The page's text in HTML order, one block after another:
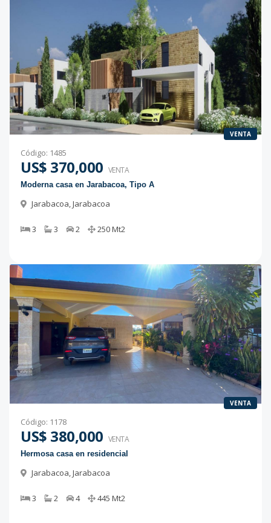
VENTA
Código: 1485
US$ 370,000 VENTA
Moderna casa en Jarabacoa, Tipo A
Jarabacoa,Jarabacoa
3 3 2 250Mt2
VENTA
Código: 1178
US$ 380,000 VENTA
Hermosa casa en residencial
Jarabacoa,Jarabacoa
3 2 4 445 Mt2